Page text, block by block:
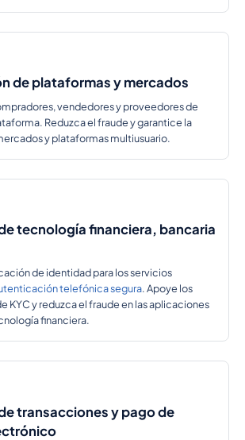
de plataformas y mercados
vendedores y proveedores de
Reduzca el fraude y garantice la
y plataformas multiusuario.
tecnología financiera, bancaria
de identidad para los servicios
telefónica segura. Apoye los
KYC y reduzca el fraude en las aplicaciones
financiera.
transacciones y pago de